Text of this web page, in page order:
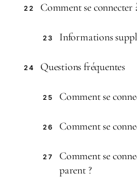
22 Comment se connecter
23 Informations
24 Questions fréquentes
25 Comment se
26 Comment se
27
Comment se
parent ?